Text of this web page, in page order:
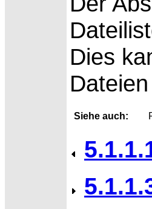
Dies
Siehe auch: